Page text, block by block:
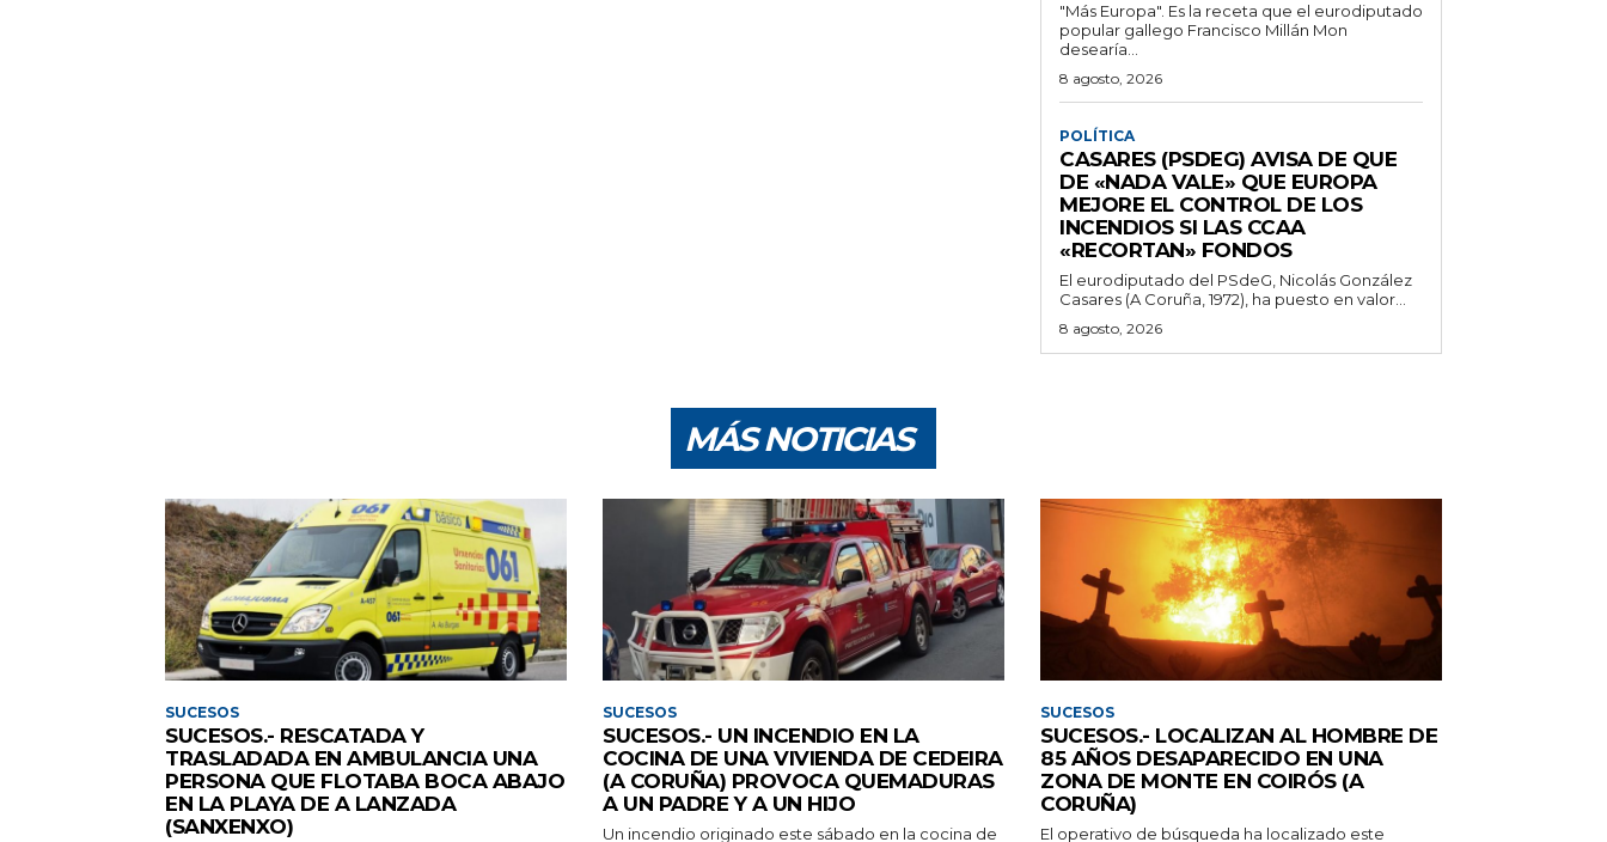
"Más Europa". Es la receta que el eurodiputado
popular gallego Francisco Millán Mon
desearía...
8 agosto, 2026
POLÍTICA
CASARES (PSDEG) AVISA DE QUE
DE «NADA VALE» QUE EUROPA
MEJORE EL CONTROL DE LOS
INCENDIOS SI LAS CCAA
«RECORTAN» FONDOS
El eurodiputado del PSdeG, Nicolás González
Casares (A Coruña, 1972), ha puesto en valor...
8 agosto, 2026
MÁS NOTICIAS
SUCESOS
SUCESOS.- RESCATADA Y
TRASLADADA EN AMBULANCIA UNA
PERSONA QUE FLOTABA BOCA ABAJO
EN LA PLAYA DE A LANZADA
(SANXENXO)
SUCESOS
SUCESOS.- UN INCENDIO EN LA
COCINA DE UNA VIVIENDA DE CEDEIRA
(A CORUÑA) PROVOCA QUEMADURAS
A UN PADRE Y A UN HIJO
Un incendio originado este sábado en la cocina de
SUCESOS
SUCESOS.- LOCALIZAN AL HOMBRE DE
85 AÑOS DESAPARECIDO EN UNA
ZONA DE MONTE EN COIRÓS (A
CORUÑA)
El operativo de búsqueda ha localizado este